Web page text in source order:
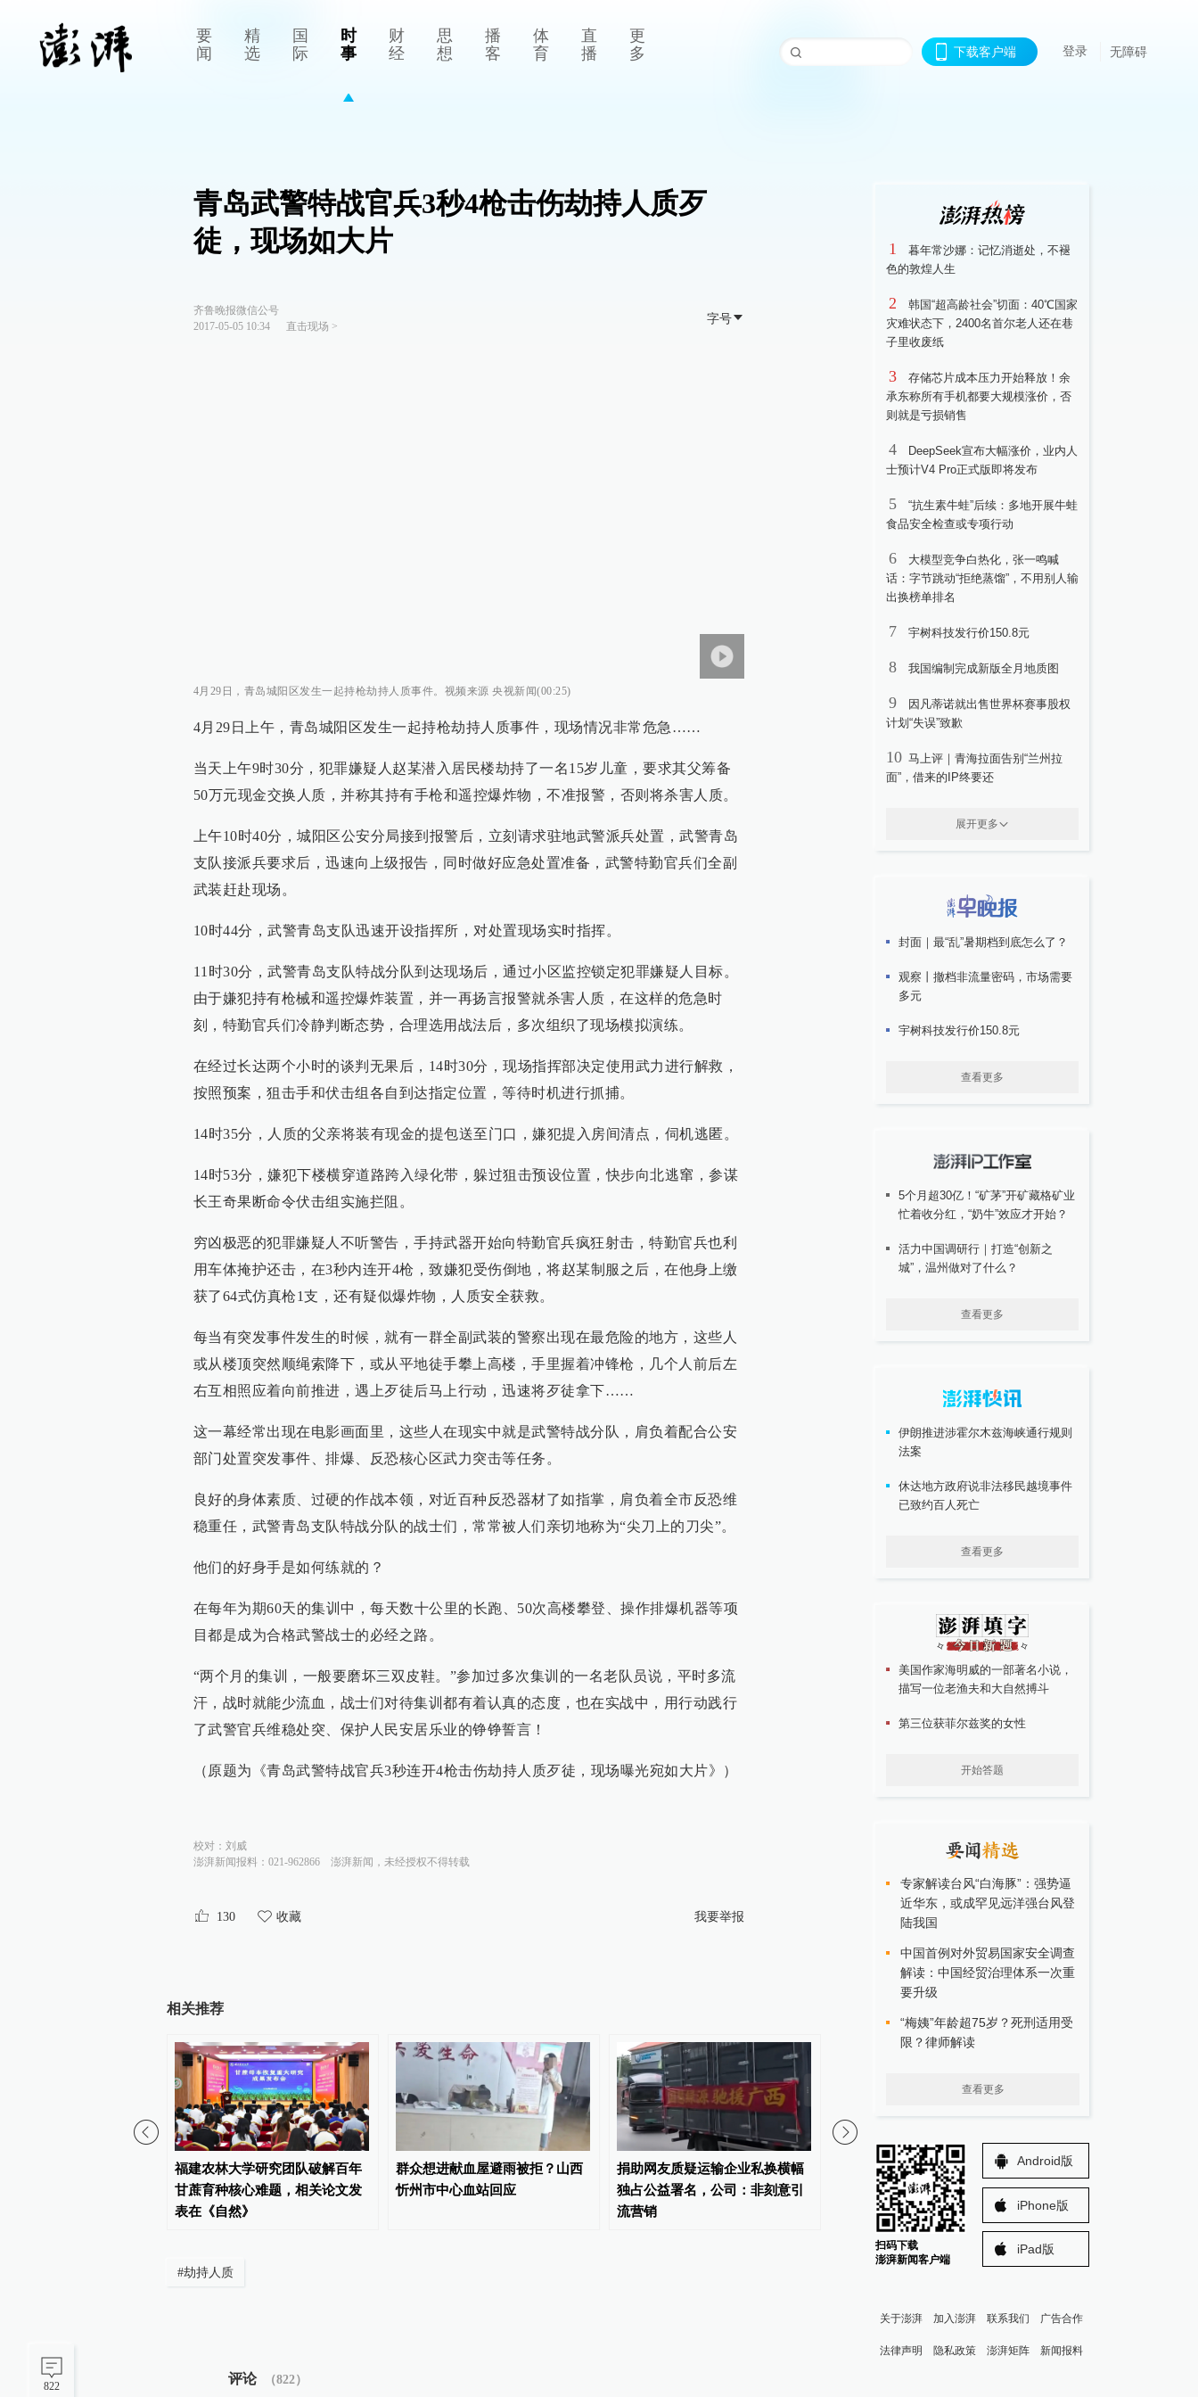
要
闻
精
选
国
际
时
事
财
经
思
想
播
客
体
育
直
播
更
多
下载客户端 登录 无障碍
822
青岛武警特战官兵3秒4枪击伤劫持人质歹
徒，现场如大片
齐鲁晚报微信公号
2017-05-05 10:34
直击现场 >
字号
4月29日，青岛城阳区发生一起持枪劫持人质事件。视频来源 央视新闻(00:25)
4月29日上午，青岛城阳区发生一起持枪劫持人质事件，现场情况非常危急……
当天上午9时30分，犯罪嫌疑人赵某潜入居民楼劫持了一名15岁儿童，要求其父筹备
50万元现金交换人质，并称其持有手枪和遥控爆炸物，不准报警，否则将杀害人质。
上午10时40分，城阳区公安分局接到报警后，立刻请求驻地武警派兵处置，武警青岛
支队接派兵要求后，迅速向上级报告，同时做好应急处置准备，武警特勤官兵们全副
武装赶赴现场。
10时44分，武警青岛支队迅速开设指挥所，对处置现场实时指挥。
11时30分，武警青岛支队特战分队到达现场后，通过小区监控锁定犯罪嫌疑人目标。
由于嫌犯持有枪械和遥控爆炸装置，并一再扬言报警就杀害人质，在这样的危急时
刻，特勤官兵们冷静判断态势，合理选用战法后，多次组织了现场模拟演练。
在经过长达两个小时的谈判无果后，14时30分，现场指挥部决定使用武力进行解救，
按照预案，狙击手和伏击组各自到达指定位置，等待时机进行抓捕。
14时35分，人质的父亲将装有现金的提包送至门口，嫌犯提入房间清点，伺机逃匿。
14时53分，嫌犯下楼横穿道路跨入绿化带，躲过狙击预设位置，快步向北逃窜，参谋
长王奇果断命令伏击组实施拦阻。
穷凶极恶的犯罪嫌疑人不听警告，手持武器开始向特勤官兵疯狂射击，特勤官兵也利
用车体掩护还击，在3秒内连开4枪，致嫌犯受伤倒地，将赵某制服之后，在他身上缴
获了64式仿真枪1支，还有疑似爆炸物，人质安全获救。
每当有突发事件发生的时候，就有一群全副武装的警察出现在最危险的地方，这些人
或从楼顶突然顺绳索降下，或从平地徒手攀上高楼，手里握着冲锋枪，几个人前后左
右互相照应着向前推进，遇上歹徒后马上行动，迅速将歹徒拿下……
这一幕经常出现在电影画面里，这些人在现实中就是武警特战分队，肩负着配合公安
部门处置突发事件、排爆、反恐核心区武力突击等任务。
良好的身体素质、过硬的作战本领，对近百种反恐器材了如指掌，肩负着全市反恐维
稳重任，武警青岛支队特战分队的战士们，常常被人们亲切地称为“尖刀上的刀尖”。
他们的好身手是如何练就的？
在每年为期60天的集训中，每天数十公里的长跑、50次高楼攀登、操作排爆机器等项
目都是成为合格武警战士的必经之路。
“两个月的集训，一般要磨坏三双皮鞋。”参加过多次集训的一名老队员说，平时多流
汗，战时就能少流血，战士们对待集训都有着认真的态度，也在实战中，用行动践行
了武警官兵维稳处突、保护人民安居乐业的铮铮誓言！
（原题为《青岛武警特战官兵3秒连开4枪击伤劫持人质歹徒，现场曝光宛如大片》）
校对： 刘威
澎湃新闻报料：021-962866
澎湃新闻，未经授权不得转载
130 收藏 我要举报
相关推荐
福建农林大学研究团队破解百年
甘蔗育种核心难题，相关论文发
表在《自然》
群众想进献血屋避雨被拒？山西
忻州市中心血站回应
捐助网友质疑运输企业私换横幅
独占公益署名，公司：非刻意引
流营销
广州交通局：华南快速路一期
（岑村立交-土华立交段）8月7日
到期后停止收费
澎湃回声｜甘肃西和县
逐步恢复供水
#劫持人质
评论 （822 ）
1
暮年常沙娜：记忆消逝处，不褪
色的敦煌人生
2
韩国“超高龄社会”切面：40℃国家
灾难状态下，2400名首尔老人还在巷
子里收废纸
3
存储芯片成本压力开始释放！余
承东称所有手机都要大规模涨价，否
则就是亏损销售
4
DeepSeek宣布大幅涨价，业内人
士预计V4 Pro正式版即将发布
5
“抗生素牛蛙”后续：多地开展牛蛙
食品安全检查或专项行动
6
大模型竞争白热化，张一鸣喊
话：字节跳动“拒绝蒸馏”，不用别人输
出换榜单排名
7 宇树科技发行价150.8元
8 我国编制完成新版全月地质图
9
因凡蒂诺就出售世界杯赛事股权
计划“失误”致歉
10 马上评｜青海拉面告别“兰州拉
面”，借来的IP终要还
展开更多
封面｜最“乱”暑期档到底怎么了？
观察丨撤档非流量密码，市场需要
多元
宇树科技发行价150.8元
查看更多
5个月超30亿！“矿茅”开矿藏格矿业
忙着收分红，“奶牛”效应才开始？
活力中国调研行｜打造“创新之
城”，温州做对了什么？
查看更多
伊朗推进涉霍尔木兹海峡通行规则
法案
休达地方政府说非法移民越境事件
已致约百人死亡
查看更多
美国作家海明威的一部著名小说，
描写一位老渔夫和大自然搏斗
第三位获菲尔兹奖的女性
开始答题
专家解读台风“白海豚”：强势逼
近华东，或成罕见远洋强台风登
陆我国
中国首例对外贸易国家安全调查
解读：中国经贸治理体系一次重
要升级
“梅姨”年龄超75岁？死刑适用受
限？律师解读
查看更多
扫码下载
澎湃新闻客户端
Android版
iPhone版
iPad版
关于澎湃 加入澎湃 联系我们 广告合作
法律声明 隐私政策 澎湃矩阵 新闻报料